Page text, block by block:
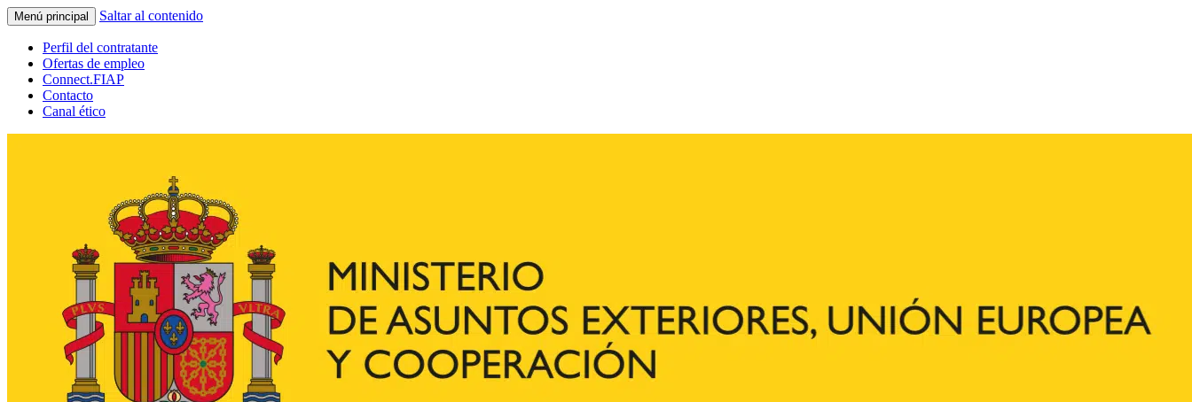
Menú principal Saltar al contenido
Perfil del contratante
Ofertas de empleo
Connect.FIAP
Contacto
Canal ético